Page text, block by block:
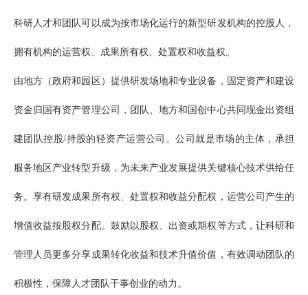
科研人才和团队可以成为按市场化运行的新型研发机构的控股人，
拥有机构的运营权、成果所有权、处置权和收益权。
由地方（政府和园区）提供研发场地和专业设备，固定资产和建设
资金归国有资产管理公司，团队、地方和国创中心共同现金出资组
建团队控股/持股的轻资产运营公司。公司就是市场的主体，承担
服务地区产业转型升级，为未来产业发展提供关键核心技术供给任
务。享有研发成果所有权、处置权和收益分配权，运营公司产生的
增值收益按股权分配。鼓励以股权、出资或期权等方式，让科研和
管理人员更多分享成果转化收益和技术升值价值，有效调动团队的
积极性，保障人才团队干事创业的动力。